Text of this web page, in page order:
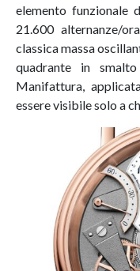
elemento funzionale
21.600 alternanze/
classica massa
quadrante in
Manifattura,
essere visibile solo a